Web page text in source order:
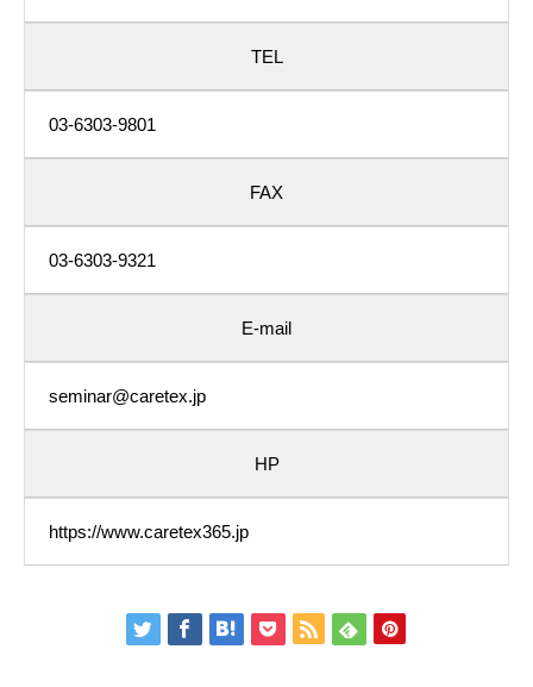
TEL
03-6303-9801
FAX
03-6303-9321
E-mail
seminar@caretex.jp
HP
https://www.caretex365.jp